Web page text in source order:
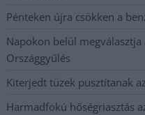
Pénteken újra csökken a
Napokon belül
Országgyűlés
Kiterjedt tüzek pusztítanak
Harmadfokú hőségriasztás